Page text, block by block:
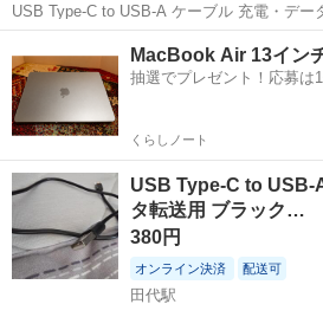
USB Type-C to USB-A ケーブル 充電・デー
本
PCパーツ
MacBook Air 13イン
抽選でプレゼント！応募は
くらしノート
USB Type-C to USB-
タ転送用 ブラック…
380円
オンライン決済 配送可
田代駅